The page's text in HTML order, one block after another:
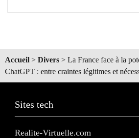
Accueil > Divers > La France face à la
ChatGPT : entre craintes légitimes et
Sites tech
Realite-Virtuelle.com